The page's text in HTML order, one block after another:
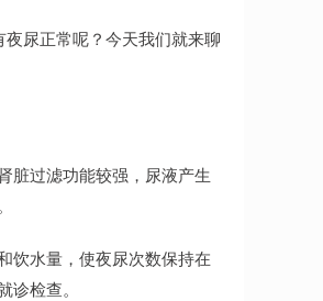
尿正常呢？今天我们就来聊
脏过滤功能较强，尿液产生
饮水量，使夜尿次数保持在
检查。